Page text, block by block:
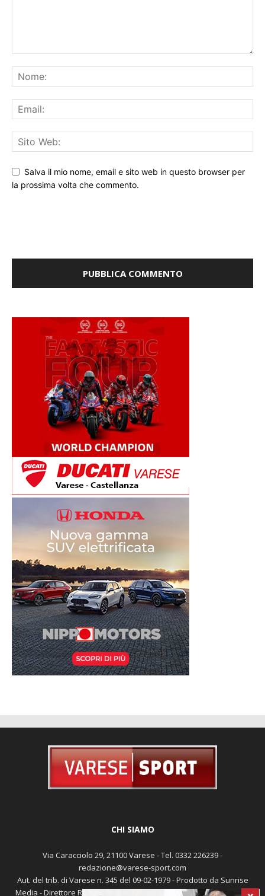
Salva il mio nome, email e sito web in questo browser per
la prossima volta che commento.
CHI SIAMO
Via Caracciolo 29, 21100 Varese - Tel. 0332 226239 -
redazione@varese-sport.com
Aut. del trib. di Varese n. 345 del 09-02-1979 - Prodotto da Sunrise
Media - Direttore Responsabile: Michele Marocco -Cookie policy